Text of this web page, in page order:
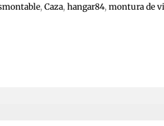
, Caza, hangar84, montura de